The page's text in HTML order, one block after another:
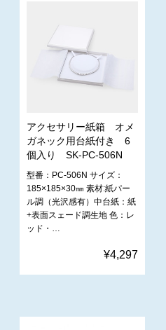
アクセサリー紙箱 オメ
ガネック用台紙付き 6
個入り SK-PC-506N
型番：PC-506N サイズ：
185×185×30㎜ 素材:紙パー
ル調（光沢感有）中台紙：紙
+表面スェード調生地 色：レ
ッド・…
¥4,297